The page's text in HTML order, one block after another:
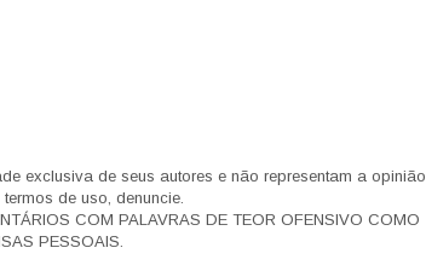
exclusiva de seus autores e não representam a opinião
de uso, denuncie.
COM PALAVRAS DE TEOR OFENSIVO COMO
PESSOAIS.